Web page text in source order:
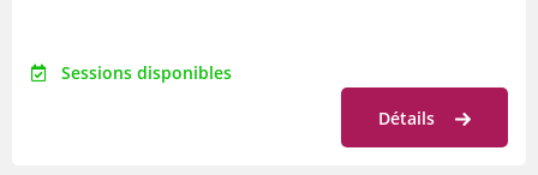
Sessions disponibles
Détails